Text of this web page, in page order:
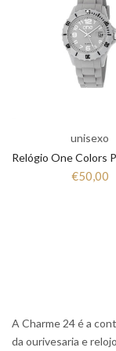
unisexo
€50,00
A Charme 24 é a
da ourivesaria e